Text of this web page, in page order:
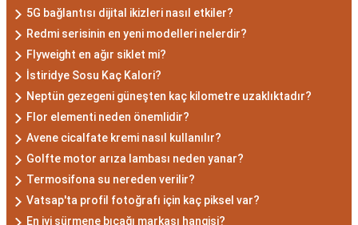
kararlılıkla çalışan bireylerdir. Aynı zamanda,
zekalarını ve keskin gözlem yeteneklerini
kullanarak çözüm odaklıdırlar.
Akrep Burcu Erkeği
Özellikleri: Güçlü ve
Karizmatik
Akrep burcu erkeği, genellikle güçlü bir karaktere
ve derin bir içsel güce sahiptir. Karizmatik ve
5G bağlantısı dijital ikizleri nasıl etkiler?
Redmi serisinin en yeni modelleri nelerdir?
Flyweight en ağır siklet mi?
İstiridye Sosu Kaç Kalori?
Neptün gezegeni güneşten kaç kilometre uzaklıktadır?
Flor elementi neden önemlidir?
Avene cicalfate kremi nasıl kullanılır?
Golfte motor arıza lambası neden yanar?
Termosifona su nereden verilir?
Vatsap'ta profil fotoğrafı için kaç piksel var?
En iyi sürmene bıçağı markası hangisi?